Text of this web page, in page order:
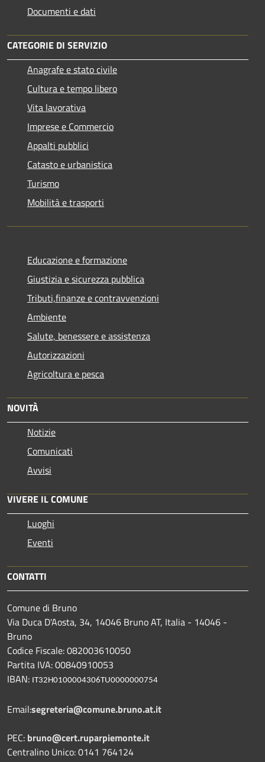
Documenti e dati
CATEGORIE DI SERVIZIO
Anagrafe e stato civile
Cultura e tempo libero
Vita lavorativa
Imprese e Commercio
Appalti pubblici
Catasto e urbanistica
Turismo
Mobilità e trasporti
Educazione e formazione
Giustizia e sicurezza pubblica
Tributi,finanze e contravvenzioni
Ambiente
Salute, benessere e assistenza
Autorizzazioni
Agricoltura e pesca
NOVITÀ
Notizie
Comunicati
Avvisi
VIVERE IL COMUNE
Luoghi
Eventi
CONTATTI
Comune di Bruno
Via Duca D'Aosta, 34, 14046 Bruno AT, Italia - 14046 -
Bruno
Codice Fiscale: 082003610050
Partita IVA: 00840910053
IBAN: IT32H0100004306TU0000000754
Email:segreteria@comune.bruno.at.it
PEC: bruno@cert.ruparpiemonte.it
Centralino Unico: 0141 764124